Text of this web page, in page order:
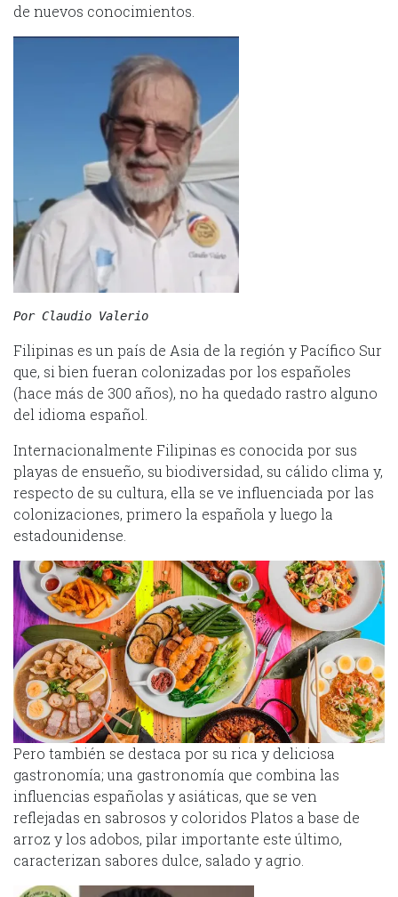
de nuevos conocimientos.
Por Claudio Valerio
Filipinas es un país de Asia de la región y Pacífico Sur
que, si bien fueran colonizadas por los españoles
(hace más de 300 años), no ha quedado rastro alguno
del idioma español.
Internacionalmente Filipinas es conocida por sus
playas de ensueño, su biodiversidad, su cálido clima y,
respecto de su cultura, ella se ve influenciada por las
colonizaciones, primero la española y luego la
estadounidense.
Pero también se destaca por su rica y deliciosa
gastronomía; una gastronomía que combina las
influencias españolas y asiáticas, que se ven
reflejadas en sabrosos y coloridos Platos a base de
arroz y los adobos, pilar importante este último,
caracterizan sabores dulce, salado y agrio.